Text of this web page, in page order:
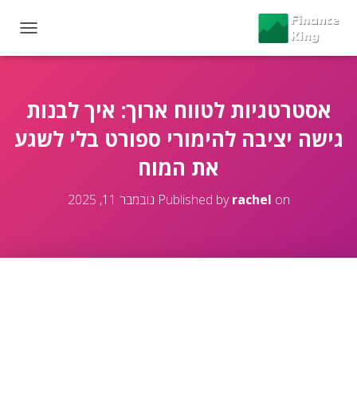
O
E
N
A
אסטרטגיות לטווח ארוך: איך לבנות
גישה יציבה להימורי ספורט בלי לשגע
את המוח
Published byrachel on נובמבר 11, 2025